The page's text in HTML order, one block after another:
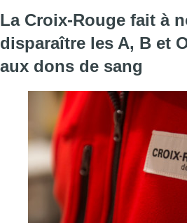
La Croix-Rouge fait à
disparaître les A, B et
aux dons de sang